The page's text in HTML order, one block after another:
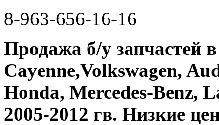
8-963-656-16-16
Продажа б/у запчастей
Cayenne,Volkswagen,
Honda, Mercedes-Benz,
2005-2012 гв. Низкие